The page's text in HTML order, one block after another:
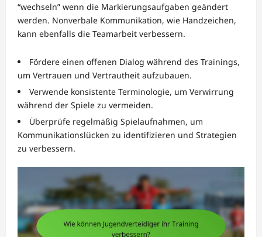
“wechseln” wenn die Markierungsaufgaben geändert
werden. Nonverbale Kommunikation, wie Handzeichen,
kann ebenfalls die Teamarbeit verbessern.
Fördere einen offenen Dialog während des Trainings,
um Vertrauen und Vertrautheit aufzubauen.
Verwende konsistente Terminologie, um Verwirrung
während der Spiele zu vermeiden.
Überprüfe regelmäßig Spielaufnahmen, um
Kommunikationslücken zu identifizieren und Strategien
zu verbessern.